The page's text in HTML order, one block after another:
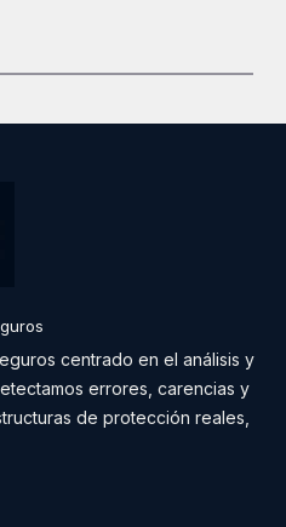
centrado en el análisis y
errores, carencias y
de protección reales,